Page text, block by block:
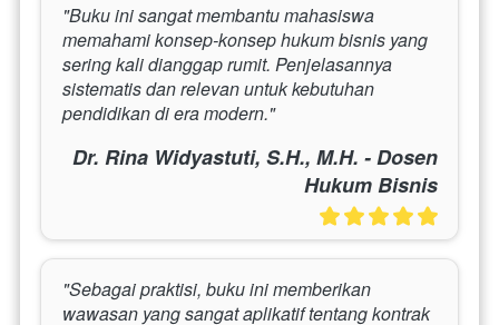
"Buku ini sangat membantu mahasiswa
memahami konsep-konsep hukum bisnis yang
sering kali dianggap rumit. Penjelasannya
sistematis dan relevan untuk kebutuhan
pendidikan di era modern."
Dr. Rina Widyastuti, S.H., M.H. - Dosen
Hukum Bisnis
"Sebagai praktisi, buku ini memberikan
wawasan yang sangat aplikatif tentang kontrak